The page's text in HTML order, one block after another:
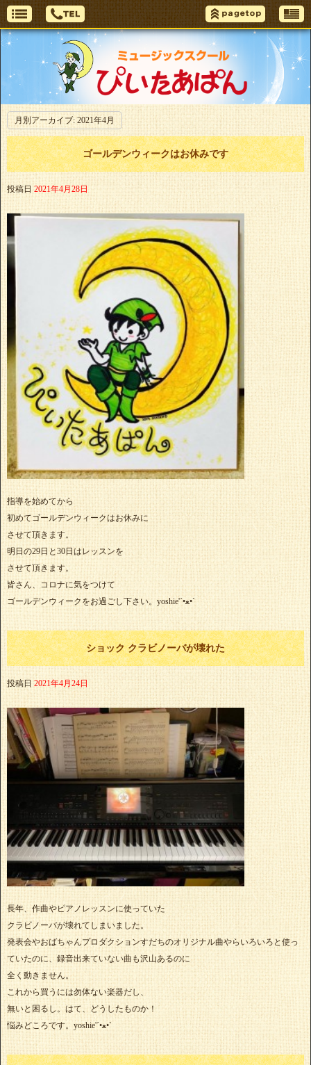
月別アーカイブ: 2021年4月
ゴールデンウィークはお休みです
投稿日 2021年4月28日
指導を始めてから
初めてゴールデンウィークはお休みに
させて頂きます。
明日の29日と30日はレッスンを
させて頂きます。
皆さん、コロナに気をつけて
ゴールデンウィークをお過ごし下さい。yoshie'‎´•ﻌ•`
ショック クラビノーバが壊れた
投稿日 2021年4月24日
長年、作曲やピアノレッスンに使っていた
クラビノーバが壊れてしまいました。
発表会やおばちゃんプロダクションすだちのオリジナル曲やらいろいろと使っ
ていたのに、録音出来ていない曲も沢山あるのに
全く動きません。
これから買うには勿体ない楽器だし、
無いと困るし。はて、どうしたものか！
悩みどころです。yoshie'‎´•ﻌ•`